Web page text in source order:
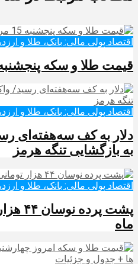
اقتصاد پولی مالی: بانک، طلا و
قیمت طلا و سکه پنجشنبه 15
اقتصاد پولی مالی: بانک، طلا و
دلار به کف سه‌هفته‌ای
به بازگشایی تنگه هرمز
اقتصاد پولی مالی: بانک، طلا و
پشت
ماه